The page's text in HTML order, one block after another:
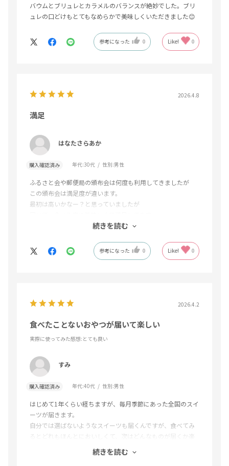
バウムとブリュレとカラメルのバランスが絶妙でした。ブリ
ュレの口どけもとてもなめらかで美味しくいただきました😊
参考になった 0 Like! 0
2026.4.8
満足
はなたさらあか
購入確認済み 年代:30代 性別:男性
ふるさと会や郵便局の頒布会は何度も利用してきましたが
この頒布会は満足度が違います。
最初は高いかなー？と思っていましたが
家族三人で毎月のご褒美として美味しく頂いています。
続きを読む
参考になった 0 Like! 0
2026.4.2
食べたことないおやつが届いて楽しい
実際に使ってみた感想:とても良い
すみ
購入確認済み 年代:40代 性別:男性
はじめて1年くらい経ちますが、毎月季節にあった全国のスイ
ーツが届きます。
自分では選ばないようなスイーツも届くんですが、食べてみ
るとどれもほんとにおいしくて、次はどんなものが届くか楽
ポイントがもらえるようで、知らないうちに貯まっているの
続きを読む